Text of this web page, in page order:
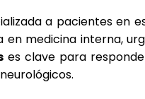
a pacientes en
medicina interna,
es clave para